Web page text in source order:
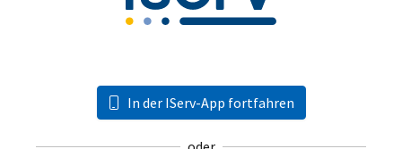
In der IServ-App fortfahren